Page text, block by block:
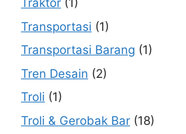
Traktor (1)
Transportasi (1)
Transportasi Barang (1)
Tren Desain (2)
Troli (1)
Troli & Gerobak Bar (18)